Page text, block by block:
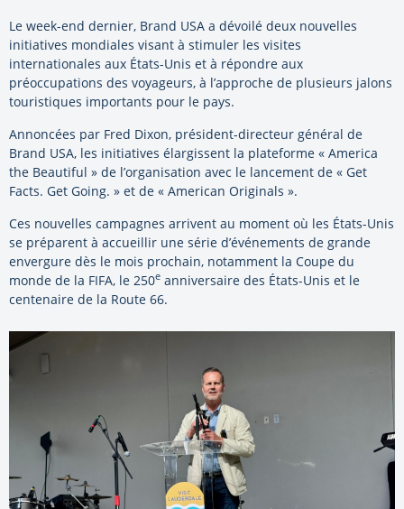
Le week-end dernier, Brand USA a dévoilé deux nouvelles
initiatives mondiales visant à stimuler les visites
internationales aux États-Unis et à répondre aux
préoccupations des voyageurs, à l’approche de plusieurs jalons
touristiques importants pour le pays.
Annoncées par Fred Dixon, président-directeur général de
Brand USA, les initiatives élargissent la plateforme « America
the Beautiful » de l’organisation avec le lancement de « Get
Facts. Get Going. » et de « American Originals ».
Ces nouvelles campagnes arrivent au moment où les États-Unis
se préparent à accueillir une série d’événements de grande
envergure dès le mois prochain, notamment la Coupe du
monde de la FIFA, le 250e anniversaire des États-Unis et le
centenaire de la Route 66.